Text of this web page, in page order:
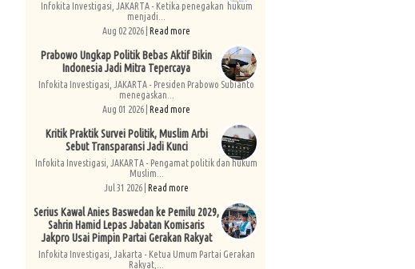
Infokita Investigasi, JAKARTA - Ketika penegakan hukum
menjadi...
Aug 02 2026 | Read more
Prabowo Ungkap Politik Bebas Aktif Bikin
Indonesia Jadi Mitra Tepercaya
Infokita Investigasi, JAKARTA - Presiden Prabowo Subianto
menegaskan...
Aug 01 2026 | Read more
Kritik Praktik Survei Politik, Muslim Arbi
Sebut Transparansi Jadi Kunci
Infokita Investigasi, JAKARTA - Pengamat politik dan hukum
Muslim...
Jul 31 2026 | Read more
Serius Kawal Anies Baswedan ke Pemilu 2029,
Sahrin Hamid Lepas Jabatan Komisaris
Jakpro Usai Pimpin Partai Gerakan Rakyat
Infokita Investigasi, Jakarta - Ketua Umum Partai Gerakan
Rakyat,...